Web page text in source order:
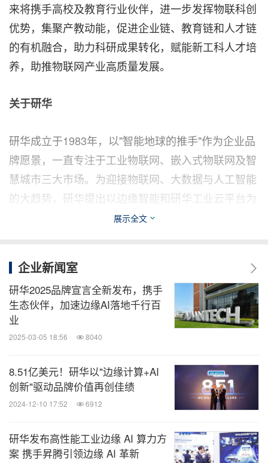
来将携手高校及教育行业伙伴，进一步发挥物联科创
优势，集聚产教动能，促进企业链、教育链和人才链
的有机融合，助力科研成果转化，赋能新工科人才培
养，助推物联网产业高质量发展。
关于研华
研华成立于1983年，以"智能地球的推手"作为企业品
牌愿景，一直专注于工业物联网、嵌入式物联网及智
慧城市三大市场。为迎接物联网、大数据与人工智能
的大趋势，研华提出以边缘智能和研华工业云平台为
核心的物联网软、硬件解决方案，协助客户伙伴串接
本土化响应的便捷服务。此外，研华积极推进产业伙
伴共创，加速AIoT生态圈布建与发展。
官网：www.advantech.com
.cn 官方微信：研华智能
消息来源：研华中国
微信公众号“全球TMT”发布全球互联网、科
技、媒体、通讯企业的经营动态、财报信
展示全文
企业新闻室
研华2025品牌宣言全新发布，携手
生态伙伴，加速边缘AI落地千行百
业
2025-03-05 18:56 8040
8.51亿美元！研华以"边缘计算+AI
创新"驱动品牌价值再创佳绩
2024-12-10 17:52 6912
研华发布高性能工业边缘 AI 算力方
案 携手昇腾引领边缘 AI 革新